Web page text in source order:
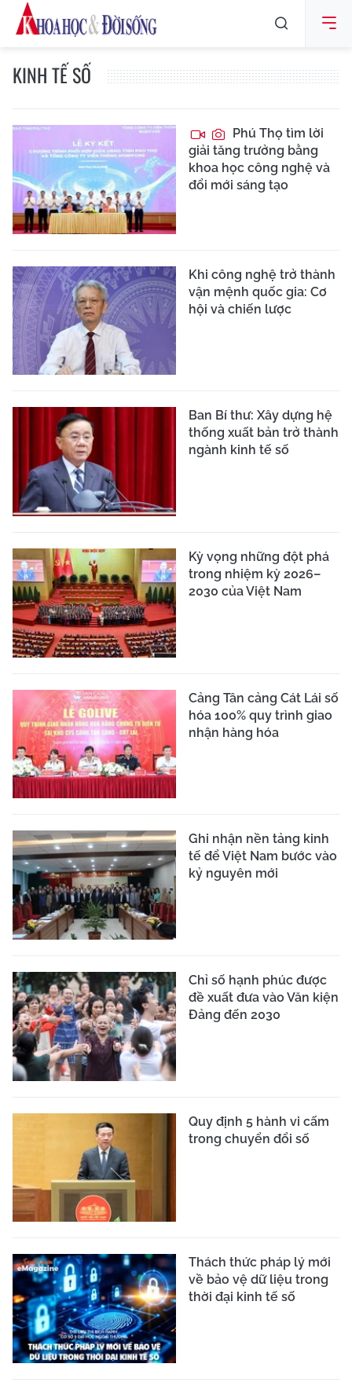
KINH TẾ SỐ
Phú Thọ tìm lời
giải tăng trưởng bằng
khoa học công nghệ và
đổi mới sáng tạo
Khi công nghệ trở thành
vận mệnh quốc gia: Cơ
hội và chiến lược
Ban Bí thư: Xây dựng hệ
thống xuất bản trở thành
ngành kinh tế số
Kỳ vọng những đột phá
trong nhiệm kỳ 2026–
2030 của Việt Nam
Cảng Tân cảng Cát Lái số
hóa 100% quy trình giao
nhận hàng hóa
Ghi nhận nền tảng kinh
tế để Việt Nam bước vào
kỷ nguyên mới
Chỉ số hạnh phúc được
đề xuất đưa vào Văn kiện
Đảng đến 2030
Quy định 5 hành vi cấm
trong chuyển đổi số
Thách thức pháp lý mới
về bảo vệ dữ liệu trong
thời đại kinh tế số